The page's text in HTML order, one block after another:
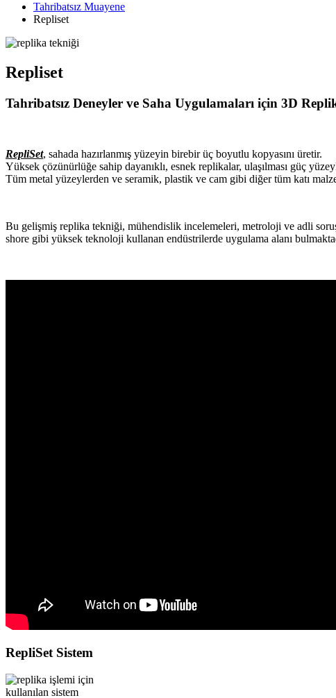
Tahribatsız Muayene
Repliset
Repliset
Tahribatsız Deneyler ve Saha Uygulamaları için 3D
RepliSet, sahada hazırlanmış yüzeyin birebir üç boyutlu kopyasını üretir.
Yüksek çözünürlüğe sahip dayanıklı, esnek replikalar, ulaşılması güç
Tüm metal yüzeylerden ve seramik, plastik ve cam gibi diğer tüm katı
Bu gelişmiş replika tekniği, mühendislik incelemeleri, metroloji ve adli
shore gibi yüksek teknoloji kullanan endüstrilerde uygulama alanı
RepliSet Sistem